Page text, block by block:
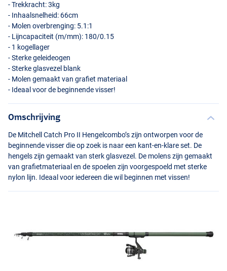
- Trekkracht: 3kg
- Inhaalsnelheid: 66cm
- Molen overbrenging: 5.1:1
- Lijncapaciteit (m/mm): 180/0.15
- 1 kogellager
- Sterke geleideogen
- Sterke glasvezel blank
- Molen gemaakt van grafiet materiaal
- Ideaal voor de beginnende visser!
Omschrijving
De Mitchell Catch Pro II Hengelcombo’s zijn ontworpen voor de
beginnende visser die op zoek is naar een kant-en-klare set. De
hengels zijn gemaakt van sterk glasvezel. De molens zijn gemaakt
van grafietmateriaal en de spoelen zijn voorgespoeld met sterke
nylon lijn. Ideaal voor iedereen die wil beginnen met vissen!